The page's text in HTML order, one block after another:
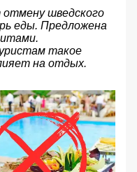
шведского
еды. Предложена
такое
на отдых.